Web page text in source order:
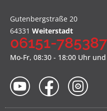
Gutenbergstraße 20
64331 Weiterstadt
06151-
Mo-Fr, 08:30 - 18:00 Uhr